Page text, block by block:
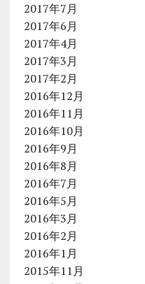
2017年7月
2017年6月
2017年4月
2017年3月
2017年2月
2016年12月
2016年11月
2016年10月
2016年9月
2016年8月
2016年7月
2016年5月
2016年3月
2016年2月
2016年1月
2015年11月